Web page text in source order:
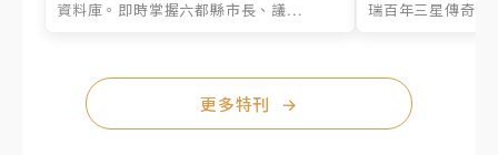
資料庫。即時掌握六都縣市長、議...
瑞百年三星傳奇、
更多特刊 →